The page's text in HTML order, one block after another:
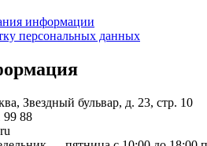
информации
персональных данных
Звездный бульвар, д. 23, стр. 10
99 88